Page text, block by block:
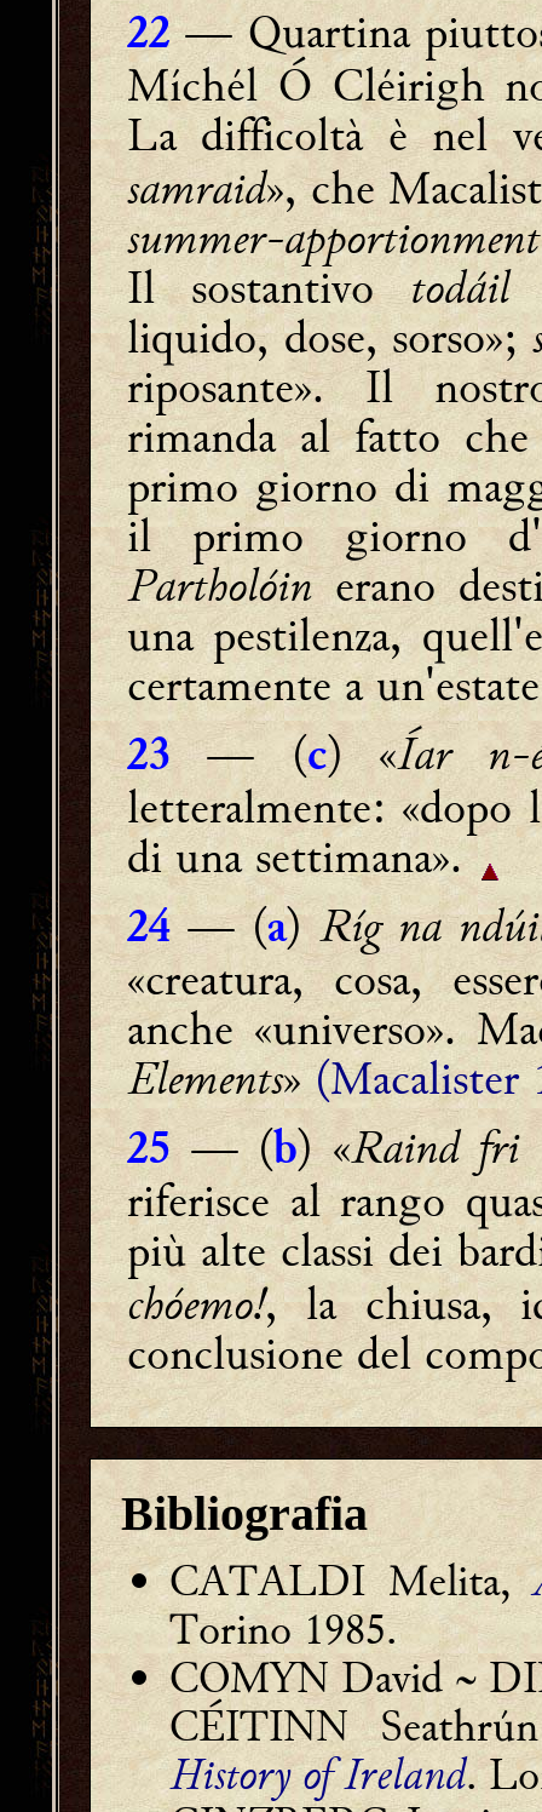
22— Quartina
Míchél Ó Cléirigh
La difficoltà è nel
samraid», che
summer-
Il sostantivotodáil
liquido, dose, sorso»;
riposante». Il
rimanda al fatto
primo giorno di
il primo giorno
Partholóinerano
una pestilenza,
certamente a
23— (c) «Íar n-
letteralmente:
di una settimana».
24— (a)Ríg na
«creatura, cosa,
anche «universo».
Elements»(Macalister
25— (b) «Raind fri
riferisce al rango
più alte classi dei
chóemo!, la chiusa,
conclusione del
Bibliografia
CATALDI Melita,
Torino 1985.
COMYN David ~
CÉITINN
History of Ireland.